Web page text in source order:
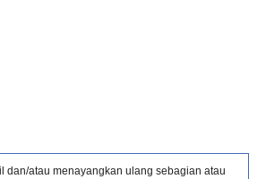
dan/atau menayangkan ulang sebagian atau